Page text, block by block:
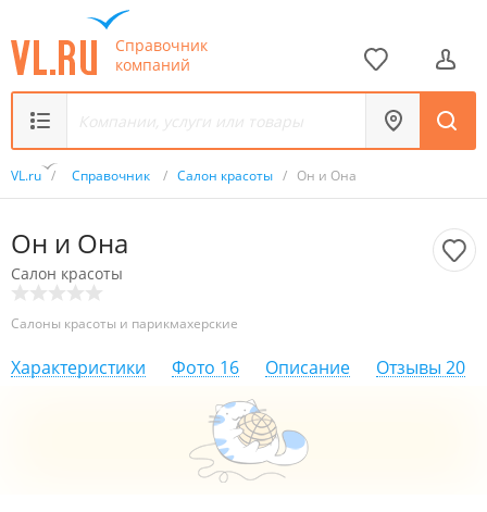
Справочник
компаний
VL.ru / Справочник / Салон красоты / Он и Она
Он и Она
Салон красоты
Салоны красоты и парикмахерские
Характеристики Фото 16 Описание Отзывы 20